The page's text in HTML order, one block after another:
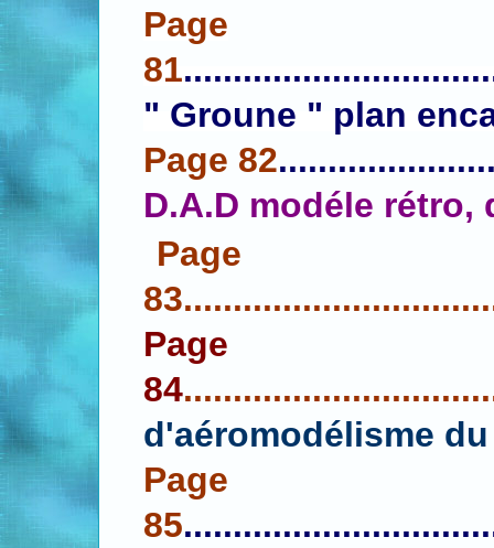
Page
81
" Groune " plan
Page 82
D.A.D modéle rétro,
Page
83
Page
84
d'aéromodélisme du
Page
85